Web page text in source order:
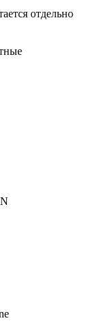
отдельно